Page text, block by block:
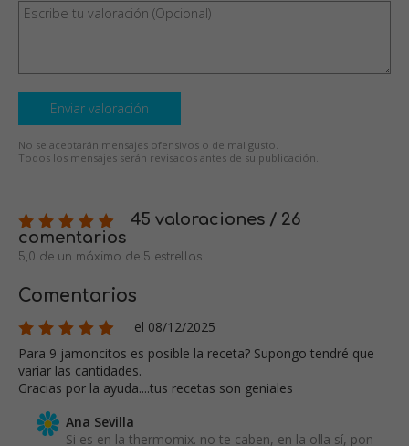
Enviar valoración
No se aceptarán mensajes ofensivos o de mal gusto.
Todos los mensajes serán revisados antes de su publicación.
45 valoraciones / 26
comentarios
5,0 de un máximo de 5 estrellas
Comentarios
el 08/12/2025
Para 9 jamoncitos es posible la receta? Supongo tendré que
variar las cantidades.
Gracias por la ayuda....tus recetas son geniales
Ana Sevilla
Si es en la thermomix. no te caben, en la olla sí, pon